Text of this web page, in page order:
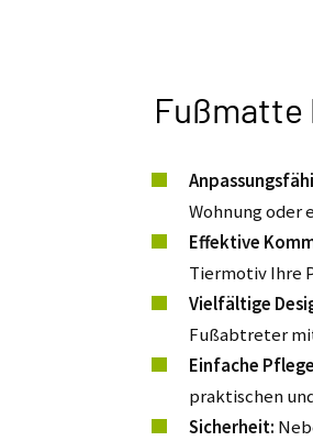
Wohnung oder
Effektive
Tiermotiv Ihre
Vielfältige
Fußabtreter
Einfache
praktischen
Sicherheit: